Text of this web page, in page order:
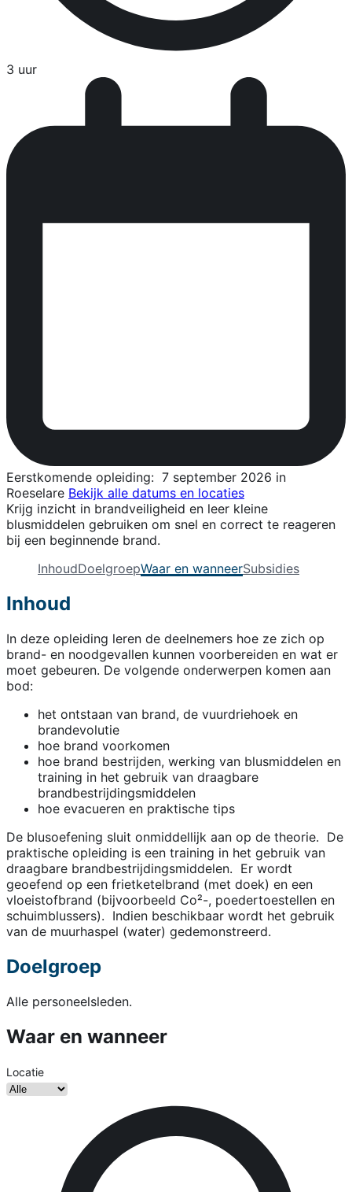
3 uur
Eerstkomende opleiding: 7 september 2026 in
Roeselare Bekijk alle datums en locaties
Krijg inzicht in brandveiligheid en leer kleine
blusmiddelen gebruiken om snel en correct te reageren
bij een beginnende brand.
InhoudDoelgroepWaar en wanneerSubsidies
Inhoud
In deze opleiding leren de deelnemers hoe ze zich op
brand- en noodgevallen kunnen voorbereiden en wat er
moet gebeuren. De volgende onderwerpen komen aan
bod:
het ontstaan van brand, de vuurdriehoek en
brandevolutie
hoe brand voorkomen
hoe brand bestrijden, werking van blusmiddelen en
training in het gebruik van draagbare
brandbestrijdingsmiddelen
hoe evacueren en praktische tips
De blusoefening sluit onmiddellijk aan op de theorie. De
praktische opleiding is een training in het gebruik van
draagbare brandbestrijdingsmiddelen. Er wordt
geoefend op een frietketelbrand (met doek) en een
vloeistofbrand (bijvoorbeeld Co²-, poedertoestellen en
schuimblussers). Indien beschikbaar wordt het gebruik
van de muurhaspel (water) gedemonstreerd.
Doelgroep
Alle personeelsleden.
Waar en wanneer
Locatie